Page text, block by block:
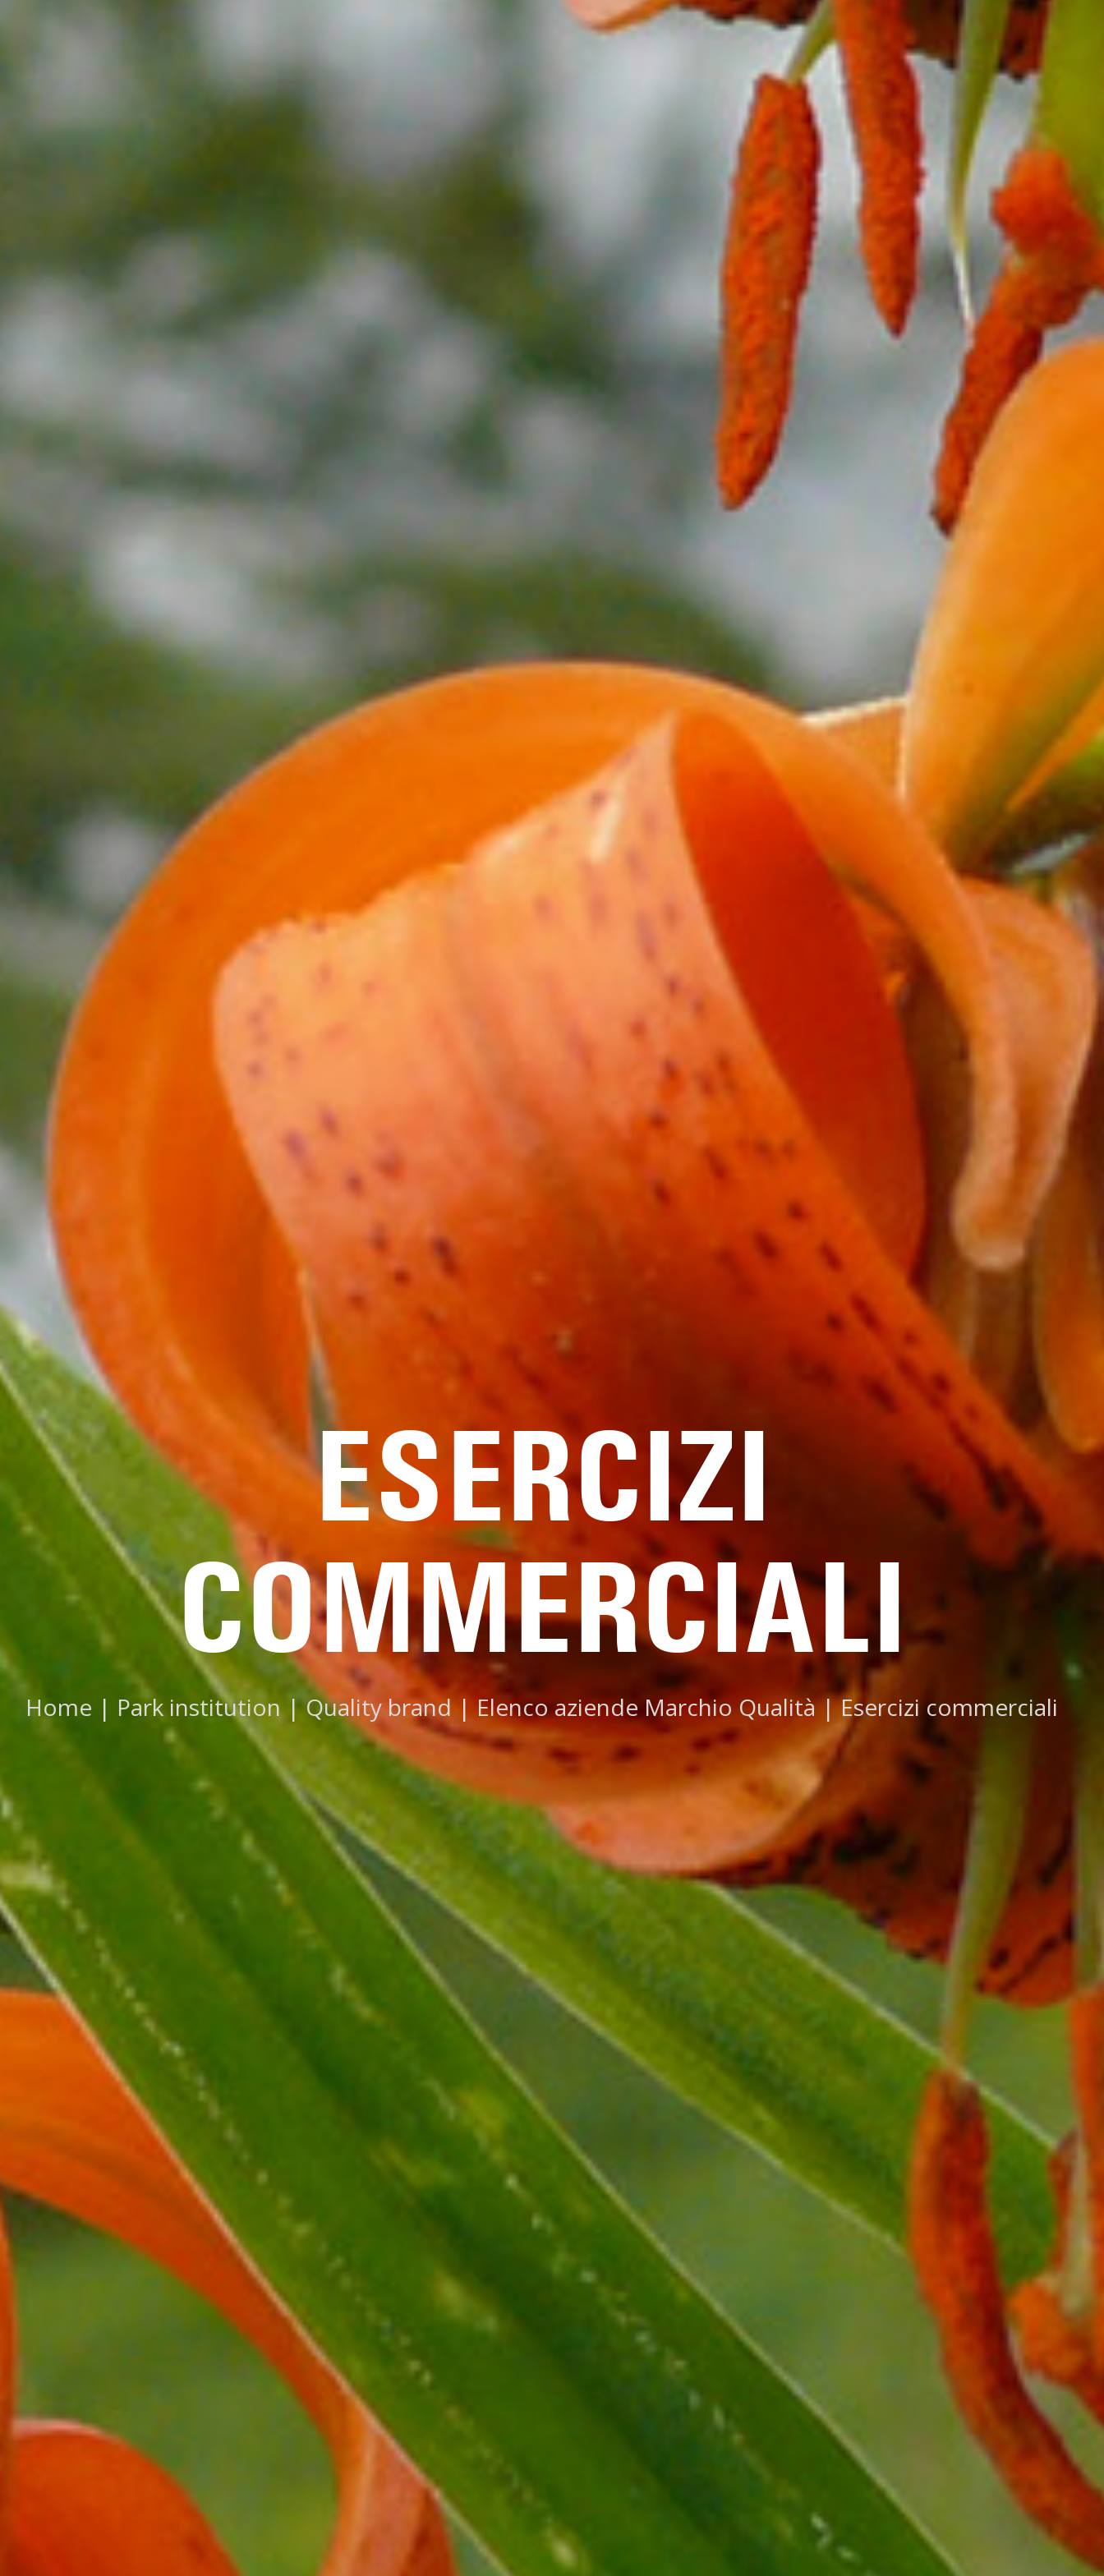
ESERCIZI
COMMERCIALI
Home | Park institution|Quality brand|Elenco aziende Marchio Qualità|Esercizi commerciali